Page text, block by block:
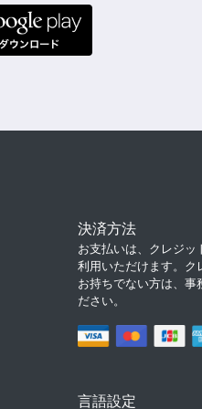
決済方法
お支払いは、クレジッ
利用いただけます。ク
お持ちでない方は、事
ださい。
言語設定